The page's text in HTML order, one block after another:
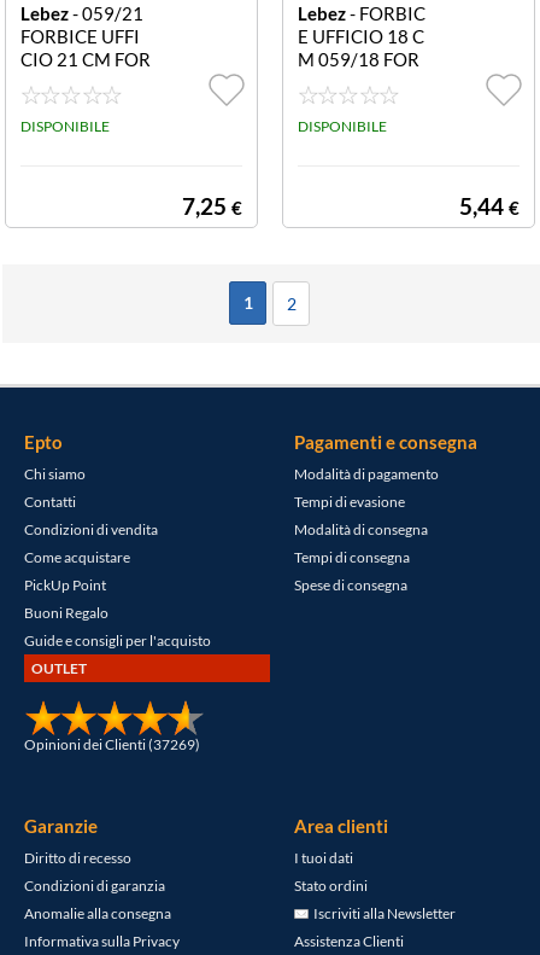
Lebez- 059/21
FORBICE UFFI
CIO 21 CM FOR
BICE UFFICIO 2
1 CM
DISPONIBILE
7,25 €
Lebez- FORBIC
E UFFICIO 18 C
M 059/18 FOR
BICE UFFICIO 1
8 CM
DISPONIBILE
5,44 €
1 2
Epto
Chi siamo
Contatti
Condizioni di vendita
Come acquistare
PickUp Point
Buoni Regalo
Guide e consigli per l'acquisto
OUTLET
Opinioni dei Clienti (37269)
Pagamenti e consegna
Modalità di pagamento
Tempi di evasione
Modalità di consegna
Tempi di consegna
Spese di consegna
Garanzie
Diritto di recesso
Condizioni di garanzia
Anomalie alla consegna
Informativa sulla Privacy
Area clienti
I tuoi dati
Stato ordini
Iscriviti alla Newsletter
Assistenza Clienti